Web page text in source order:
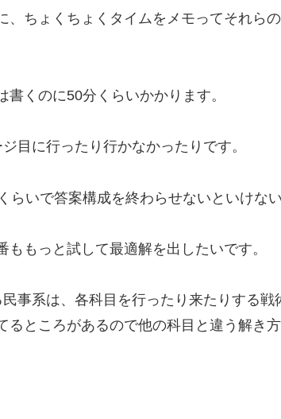
、ちょくちょくタイムをメモってそれら
書くのに50分くらいかかります。
目に行ったり行かなかったりです。
らいで答案構成を終わらせないといけな
ももっと試して最適解を出したいです。
事系は、各科目を行ったり来たりする
るところがあるので他の科目と違う解き